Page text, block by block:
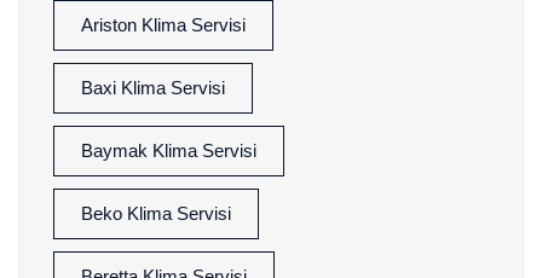
Ariston Klima Servisi
Baxi Klima Servisi
Baymak Klima Servisi
Beko Klima Servisi